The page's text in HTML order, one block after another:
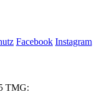
Facebook Instagram
TMG: